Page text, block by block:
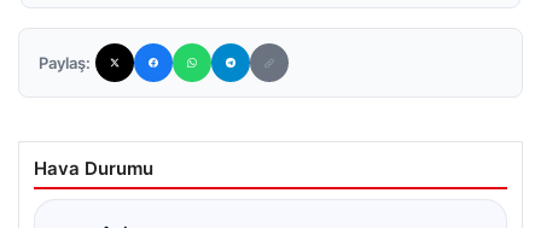
Paylaş:
Hava Durumu